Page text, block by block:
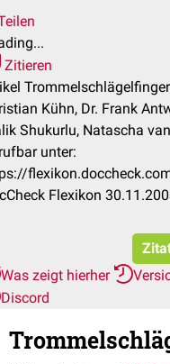
Zitieren
Kühn, Dr. Frank
Shukurlu, Natascha
unter:
Flexikon
Was zeigt hierher
Discord